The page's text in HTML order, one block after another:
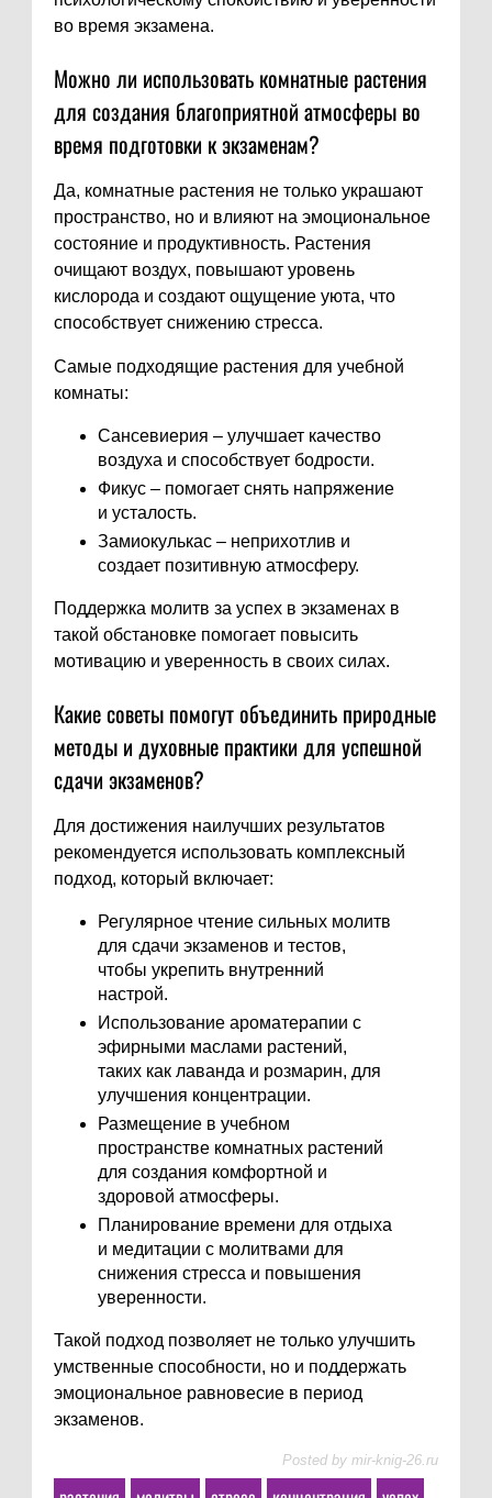
во время экзамена.
Можно ли использовать комнатные растения
для создания благоприятной атмосферы во
время подготовки к экзаменам?
Да, комнатные растения не только украшают
пространство, но и влияют на эмоциональное
состояние и продуктивность. Растения
очищают воздух, повышают уровень
кислорода и создают ощущение уюта, что
способствует снижению стресса.
Самые подходящие растения для учебной
комнаты:
Сансевиерия – улучшает качество
воздуха и способствует бодрости.
Фикус – помогает снять напряжение
и усталость.
Замиокулькас – неприхотлив и
создает позитивную атмосферу.
Поддержка молитв за успех в экзаменах в
такой обстановке помогает повысить
мотивацию и уверенность в своих силах.
Какие советы помогут объединить природные
методы и духовные практики для успешной
сдачи экзаменов?
Для достижения наилучших результатов
рекомендуется использовать комплексный
подход, который включает:
Регулярное чтение сильных молитв
для сдачи экзаменов и тестов,
чтобы укрепить внутренний
настрой.
Использование ароматерапии с
эфирными маслами растений,
таких как лаванда и розмарин, для
улучшения концентрации.
Размещение в учебном
пространстве комнатных растений
для создания комфортной и
здоровой атмосферы.
Планирование времени для отдыха
и медитации с молитвами для
снижения стресса и повышения
уверенности.
Такой подход позволяет не только улучшить
умственные способности, но и поддержать
эмоциональное равновесие в период
экзаменов.
Posted by mir-knig-26.ru